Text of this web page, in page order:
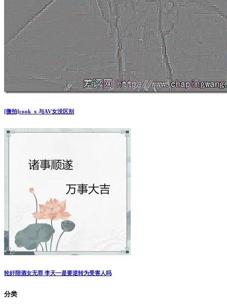
[微拍]cook_x 与AV女没区别
轮奸陪酒女无罪 李天一是要逆转为受害人吗
分类